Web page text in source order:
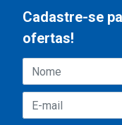
Cadastre-se
ofertas!